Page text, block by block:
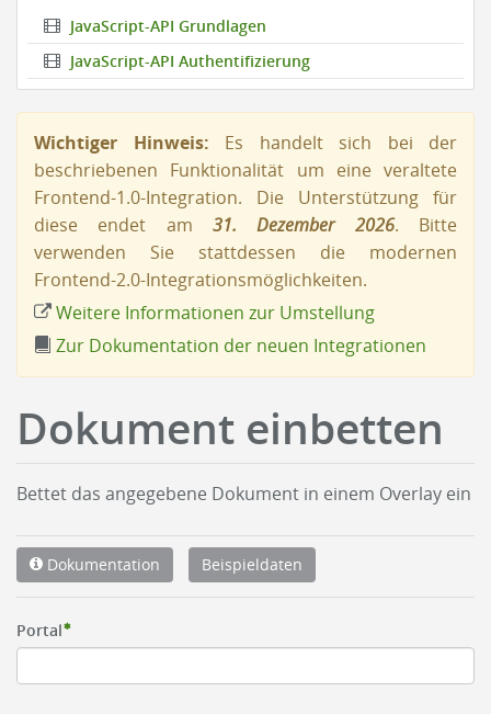
JavaScript-API Grundlagen
JavaScript-API Authentifizierung
Wichtiger Hinweis: Es handelt sich bei der
beschriebenen Funktionalität um eine veraltete
Frontend-1.0-Integration. Die Unterstützung für
diese endet am 31. Dezember 2026. Bitte
verwenden Sie stattdessen die modernen
Frontend-2.0-Integrationsmöglichkeiten.
Weitere Informationen zur Umstellung
Zur Dokumentation der neuen Integrationen
Dokument einbetten
Bettet das angegebene Dokument in einem Overlay ein
Dokumentation Beispieldaten
Portal